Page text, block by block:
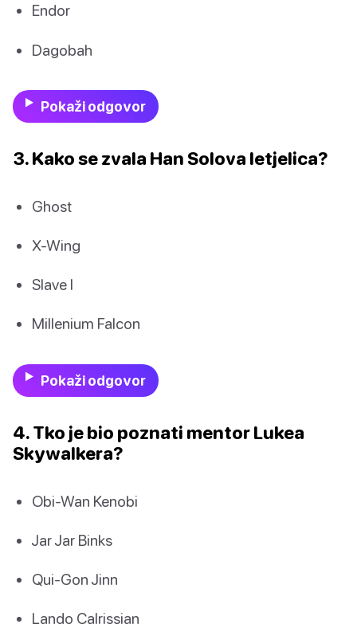
Endor
Dagobah
Pokaži odgovor
3. Kako se zvala Han Solova letjelica?
Ghost
X-Wing
Slave I
Millenium Falcon
Pokaži odgovor
4. Tko je bio poznati mentor Lukea
Skywalkera?
Obi-Wan Kenobi
Jar Jar Binks
Qui-Gon Jinn
Lando Calrissian